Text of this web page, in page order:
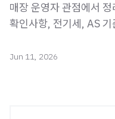
매장 운영자 관점에서
확인사항, 전기세, AS
Jun 11, 2026